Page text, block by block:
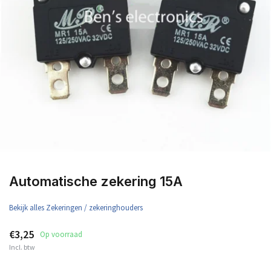
Automatische zekering 15A
Bekijk alles Zekeringen / zekeringhouders
€3,25 Op voorraad
Incl. btw